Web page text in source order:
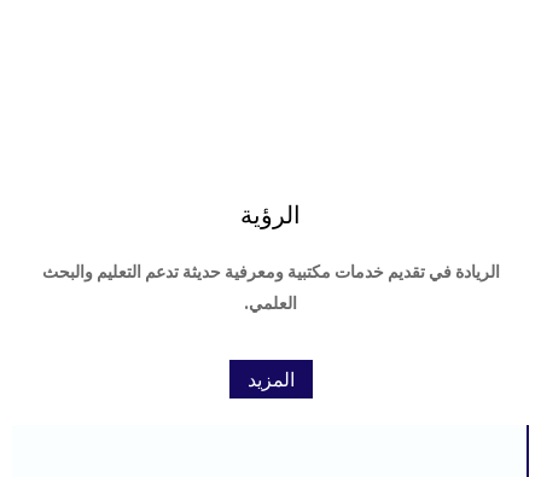
الرؤية
الريادة في تقديم خدمات مكتبية ومعرفية حديثة تدعم التعليم والبحث
العلمي.
المزيد